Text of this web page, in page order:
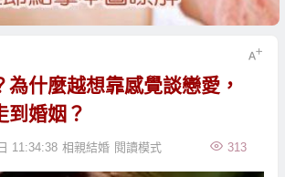
為什麼越想靠感覺談戀愛，
到婚姻？
11:34:38 相親結婚 313
閱讀模式